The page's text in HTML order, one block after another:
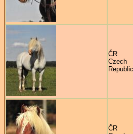
Czech
Republic